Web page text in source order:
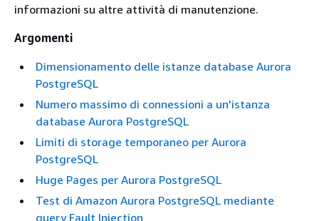
informazioni su altre attività di manutenzione.
Argomenti
Dimensionamento delle istanze database Aurora
PostgreSQL
Numero massimo di connessioni a un'istanza
database Aurora PostgreSQL
Limiti di storage temporaneo per Aurora
PostgreSQL
Huge Pages per Aurora PostgreSQL
Test di Amazon Aurora PostgreSQL mediante
query Fault Injection